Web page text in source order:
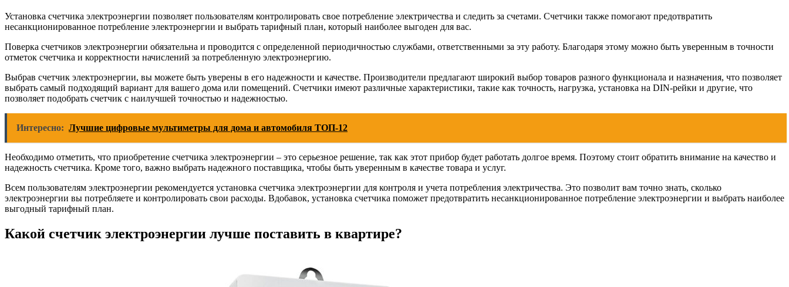
Установка счетчика электроэнергии позволяет пользователям контролировать свое потребление электричества и следить за счетами. Счетчики также помогают предотвратить
несанкционированное потребление электроэнергии и выбрать тарифный план, который наиболее выгоден для вас.
Поверка счетчиков электроэнергии обязательна и проводится с определенной периодичностью службами, ответственными за эту работу. Благодаря этому можно быть уверенным в точности
отметок счетчика и корректности начислений за потребленную электроэнергию.
Выбрав счетчик электроэнергии, вы можете быть уверены в его надежности и качестве. Производители предлагают широкий выбор товаров разного функционала и назначения, что позволяет
выбрать самый подходящий вариант для вашего дома или помещений. Счетчики имеют различные характеристики, такие как точность, нагрузка, установка на DIN-рейки и другие, что
позволяет подобрать счетчик с наилучшей точностью и надежностью.
Интересно: Лучшие цифровые мультиметры для дома и автомобиля ТОП-12
Необходимо отметить, что приобретение счетчика электроэнергии – это серьезное решение, так как этот прибор будет работать долгое время. Поэтому стоит обратить внимание на качество и
надежность счетчика. Кроме того, важно выбрать надежного поставщика, чтобы быть уверенным в качестве товара и услуг.
Всем пользователям электроэнергии рекомендуется установка счетчика электроэнергии для контроля и учета потребления электричества. Это позволит вам точно знать, сколько
электроэнергии вы потребляете и контролировать свои расходы. Вдобавок, установка счетчика поможет предотвратить несанкционированное потребление электроэнергии и выбрать наиболее
выгодный тарифный план.
Какой счетчик электроэнергии лучше поставить в квартире?